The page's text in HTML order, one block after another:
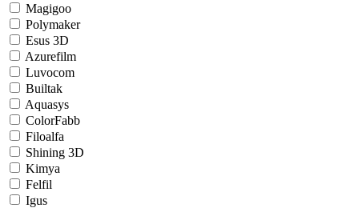
Magigoo
Polymaker
Esus 3D
Azurefilm
Luvocom
Builtak
Aquasys
ColorFabb
Filoalfa
Shining 3D
Kimya
Felfil
Igus